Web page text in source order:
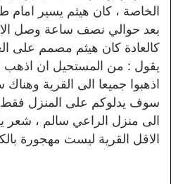
الخاصة ، كان هيثم يسير امام
بعد حوالي نصف ساعة وصل
كالعادة كان هيثم مصمم على
يقول : من المستحيل ان اذهب
اذهبوا جميعا الى القرية
سوف يدلوكم على المنزل فقط
الى منزل الراعي سالم ، شعر
الاقل القرية ليست مهجورة